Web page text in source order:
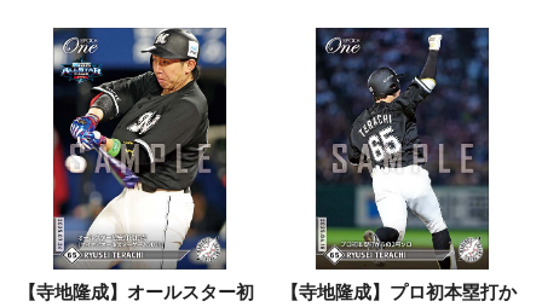
【寺地隆成】オールスター初
【寺地隆成】プロ初本塁打か